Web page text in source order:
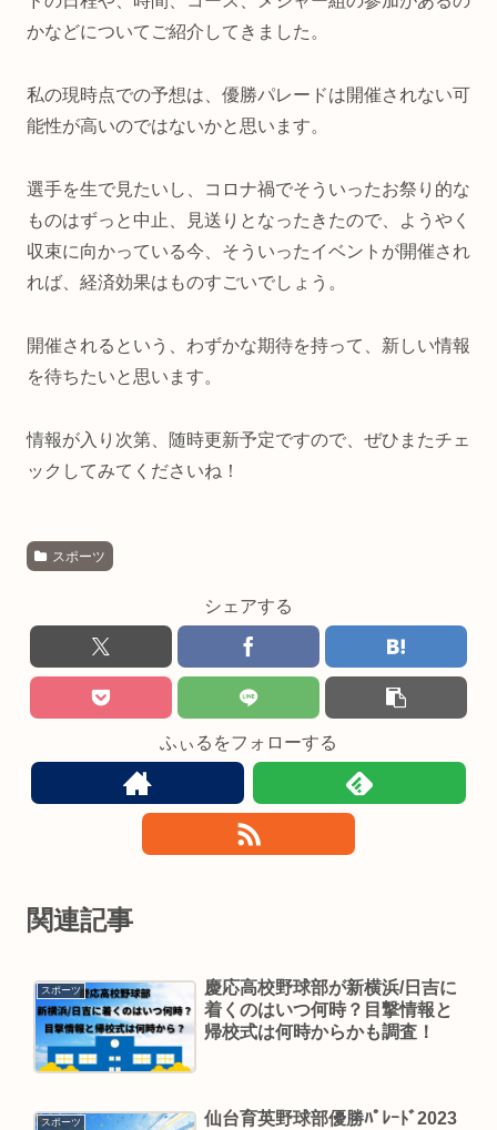
かなどについてご紹介してきました。
私の現時点での予想は、優勝パレードは開催されない可
能性が高いのではないかと思います。
選手を生で見たいし、コロナ禍でそういったお祭り的な
ものはずっと中止、見送りとなったきたので、ようやく
収束に向かっている今、そういったイベントが開催され
れば、経済効果はものすごいでしょう。
開催されるという、わずかな期待を持って、新しい情報
を待ちたいと思います。
情報が入り次第、随時更新予定ですので、ぜひまたチェ
ックしてみてくださいね！
スポーツ
シェアする
ふぃるをフォローする
関連記事
スポーツ
慶応高校野球部が新横浜/日吉に
着くのはいつ何時？目撃情報と
帰校式は何時からかも調査！
スポーツ
仙台育英野球部優勝ﾊﾟﾚｰﾄﾞ2023